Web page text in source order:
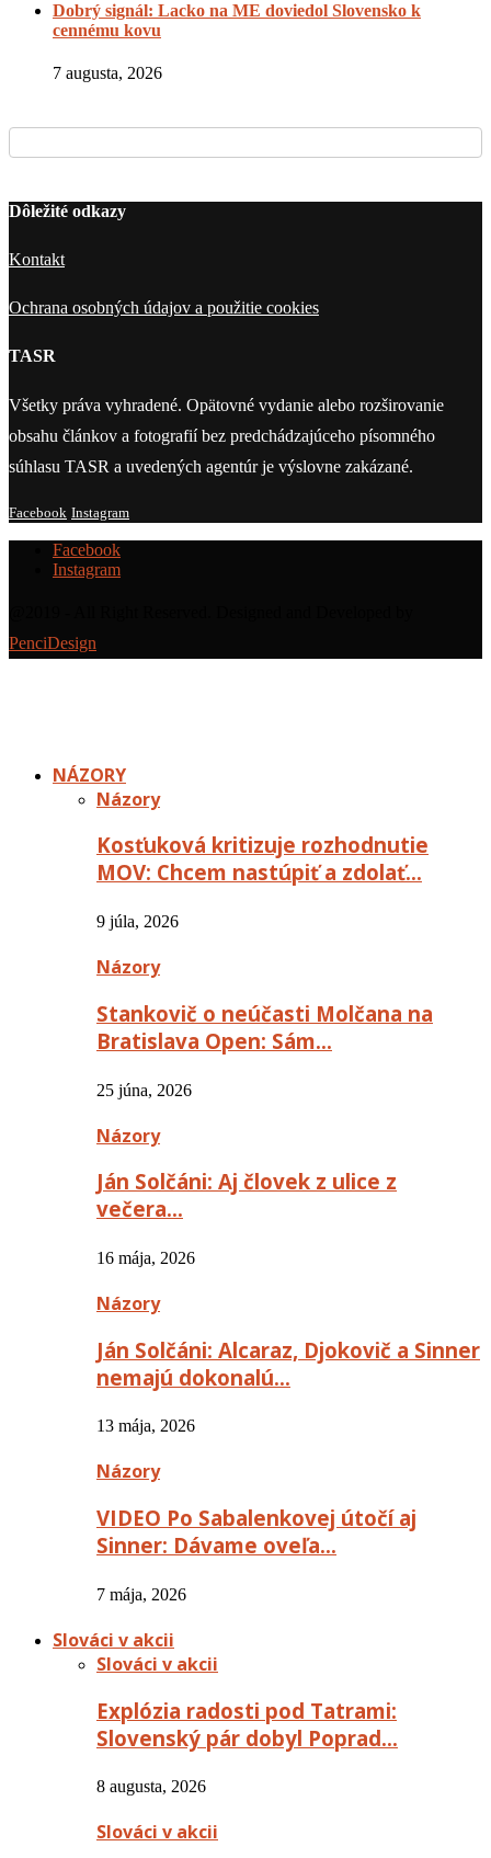
Dobrý signál: Lacko na ME doviedol Slovensko k
cennému kovu
7 augusta, 2026
Dôležité odkazy
Kontakt
Ochrana osobných údajov a použitie cookies
TASR
Všetky práva vyhradené. Opätovné vydanie alebo rozširovanie
obsahu článkov a fotografií bez predchádzajúceho písomného
súhlasu TASR a uvedených agentúr je výslovne zakázané.
Facebook Instagram
Facebook
Instagram
PenciDesign
NÁZORY
Názory
Kosťuková kritizuje rozhodnutie
MOV: Chcem nastúpiť a zdolať…
9 júla, 2026
Názory
Stankovič o neúčasti Molčana na
Bratislava Open: Sám…
25 júna, 2026
Názory
Ján Solčáni: Aj človek z ulice z
večera…
16 mája, 2026
Názory
Ján Solčáni: Alcaraz, Djokovič a Sinner
nemajú dokonalú…
13 mája, 2026
Názory
VIDEO Po Sabalenkovej útočí aj
Sinner: Dávame oveľa…
7 mája, 2026
Slováci v akcii
Slováci v akcii
Explózia radosti pod Tatrami:
Slovenský pár dobyl Poprad…
8 augusta, 2026
Slováci v akcii